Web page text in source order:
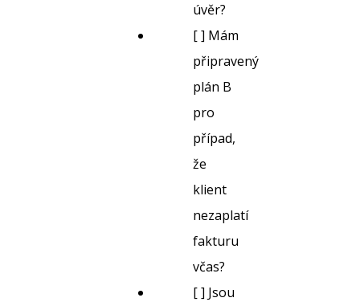
úvěr?
[ ] Mám
připravený
plán B
pro
případ,
že
klient
nezaplatí
fakturu
včas?
[ ] Jsou